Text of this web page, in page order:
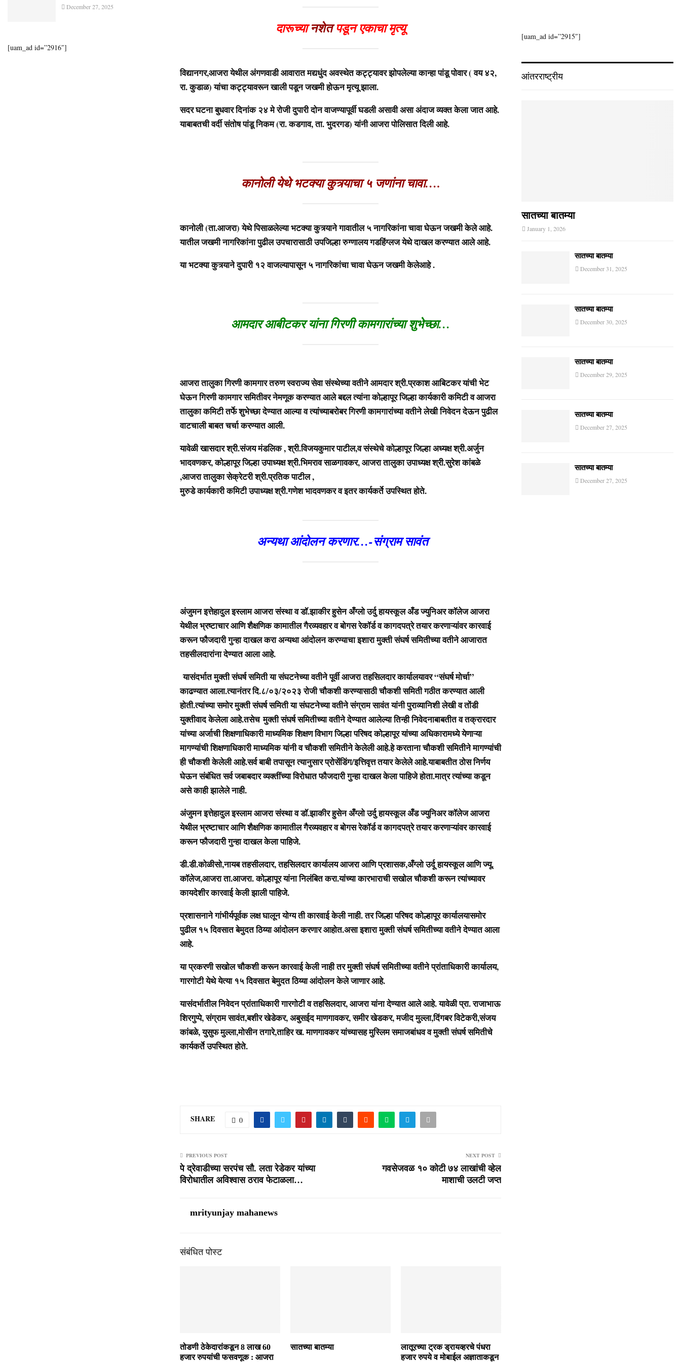
दारूच्यानशेतपडून एकाचा मृत्यू
विद्यानगर,आजरा येथील अंगणवाडी आवारात मद्यधुंद अवस्थेत कट्ट्यावर झोपलेल्या कान्हा पांडू पोवार ( वय ४२,
रा. कुडाळ) यांचा कट्ट्यावरून खाली पडून जखमी होऊन मृत्यू झाला.
सदर घटना बुधवार दिनांक २४ मे रोजी दुपारी दोन वाजण्यापूर्वी घडली असावी असा अंदाज व्यक्त केला जात आहे.
याबाबतची वर्दी संतोष पांडू निकम (रा. कडगाव, ता. भुदरगड) यांनी आजरा पोलिसात दिली आहे.
कानोली येथे भटक्या कुत्र्याचा ५ जणांना चावा….
कानोली (ता.आजरा) येथे पिसाळलेल्या भटक्या कुत्र्याने गावातील ५ नागरिकांना चावा घेऊन जखमी केले आहे.
यातील जखमी नागरिकांना पुढील उपचारासाठी उपजिल्हा रुग्णालय गडहिंग्लज येथे दाखल करण्यात आले आहे.
या भटक्या कुत्र्याने दुपारी १२ वाजल्यापासून ५ नागरिकांचा चावा घेऊन जखमी केलेआहे .
आमदार आबीटकर यांना गिरणी कामगारांच्या शुभेच्छा…
आजरा तालुका गिरणी कामगार तरुण स्वराज्य सेवा संस्थेच्या वतीने आमदार श्री.प्रकाश आबिटकर यांची भेट
घेऊन गिरणी कामगार समितीवर नेमणूक करण्यात आले बद्दल त्यांना कोल्हापूर जिल्हा कार्यकारी कमिटी व आजरा
तालुका कमिटी तर्फे शुभेच्छा देण्यात आल्या व त्यांच्याबरोबर गिरणी कामगारांच्या वतीने लेखी निवेदन देऊन पुढील
वाटचाली बाबत चर्चा करण्यात आली.
यावेळी खासदार श्री.संजय मंडलिक , श्री.विजयकुमार पाटील,व संस्थेचे कोल्हापूर जिल्हा अध्यक्ष श्री.अर्जुन
भादवणकर, कोल्हापूर जिल्हा उपाध्यक्ष श्री.भिमराव साळगावकर, आजरा तालुका उपाध्यक्ष श्री.सुरेश कांबळे
,आजरा तालुका सेक्रेटरी श्री.प्रतिक पाटील ,
मुरुडे कार्यकारी कमिटी उपाध्यक्ष श्री.गणेश भादवणकर व इतर कार्यकर्ते उपस्थित होते.
अन्यथा आंदोलन करणार…-संग्राम सावंत
अंजुमन इत्तेहादुल इस्लाम आजरा संस्था व डॉ.झाकीर हुसेन अँग्लो उर्दु हायस्कूल अँड ज्युनिअर कॉलेज आजरा
येथील भ्रष्टाचार आणि शैक्षणिक कामातील गैरव्यवहार व बोगस रेकॉर्ड व कागदपत्रे तयार करणाऱ्यांवर कारवाई
करून फौजदारी गुन्हा दाखल करा अन्यथा आंदोलन करण्याचा इशारा मुक्ती संघर्ष समितीच्या वतीने आजारात
तहसीलदारांना देण्यात आला आहे.
यासंदर्भात मुक्ती संघर्ष समिती या संघटनेच्या वतीने पूर्वी आजरा तहसिलदार कार्यालयावर “संघर्ष मोर्चा”
काढण्यात आला.त्यानंतर दि.८/०३/२०२३ रोजी चौकशी करण्यासाठी चौकशी समिती गठीत करण्यात आली
होती.त्यांच्या समोर मुक्ती संघर्ष समिती या संघटनेच्या वतीने संग्राम सावंत यांनी पुराव्यानिशी लेखी व तोंडी
युक्तीवाद केलेला आहे.तसेचमुक्ती संघर्ष समितीच्या वतीने देण्यात आलेल्या तिन्ही निवेदनाबाबतीत व तक्रारदार
यांच्या अर्जाची शिक्षणाधिकारी माध्यमिक शिक्षण विभाग जिल्हा परिषद कोल्हापूर यांच्या अधिकारामध्ये येणाऱ्या
मागण्यांची शिक्षणाधिकारी माध्यमिक यांनी व चौकशी समितीने केलेली आहे.हे करताना चौकशी समितीने मागण्यांची
ही चौकशी केलेली आहे.सर्व बाबी तपासून त्यानुसार प्रोसेंडिंग/इत्तिवृत्त तयार केलेले आहे.याबाबतीत ठोस निर्णय
घेऊन संबंधित सर्व जबाबदार व्यक्तींच्या विरोधात फौजदारी गुन्हा दाखल केला पाहिजे होता.मात्र त्यांच्या कडून
असे काही झालेले नाही.
अंजुमन इत्तेहादुल इस्लाम आजरा संस्था व डॉ.झाकीर हुसेन अँग्लो उर्दु हायस्कूल अँड ज्युनिअर कॉलेज आजरा
येथील भ्रष्टाचार आणि शैक्षणिक कामातील गैरव्यवहार व बोगस रेकॉर्ड व कागदपत्रे तयार करणाऱ्यांवर कारवाई
करून फौजदारी गुन्हा दाखल केला पाहिजे.
डी.डी.कोळीसो,नायब तहसीलदार, तहसिलदार कार्यालय आजरा आणि प्रशासक,अँग्लो उर्दू हायस्कूल आणि ज्यू.
कॉलेज,आजरा ता.आजरा. कोल्हापूर यांना निलंबित करा.यांच्या कारभाराची सखोल चौकशी करून त्यांच्यावर
कायदेशीर कारवाई केली झाली पाहिजे.
प्रशासनाने गांभीर्यपूर्वक लक्ष घालून योग्य ती कारवाई केली नाही. तर जिल्हा परिषद कोल्हापूर कार्यालयासमोर
पुढील १५ दिवसात बेमुदत ठिय्या आंदोलन करणार आहोत.असा इशारा मुक्ती संघर्ष समितीच्या वतीने देण्यात आला
आहे.
या प्रकरणी सखोल चौकशी करून कारवाई केली नाही तर मुक्ती संघर्ष समितीच्या वतीने प्रांताधिकारी कार्यालय,
गारगोटी येथे येत्या १५ दिवसात बेमुदत ठिय्या आंदोलन केले जाणार आहे.
यासंदर्भातील निवेदन प्रांताधिकारी गारगोटी व तहसिलदार, आजरा यांना देण्यात आले आहे. यावेळी प्रा. राजाभाऊ
शिरगुप्पे, संग्राम सावंत,बशीर खेडेकर, अबुसईद माणगावकर, समीर खेडकर, मजीद मुल्ला,दिंगबर विटेकरी,संजय
कांबळे, युसुफ मुल्ला,मोसीन तगारे,ताहिर ख. माणगावकर यांच्यासह मुस्लिम समाजबांधव व मुक्ती संघर्ष समितीचे
कार्यकर्ते उपस्थित होते.
SHARE 0
PREVIOUS POST
पे द्रेवाडीच्या सरपंच सौ. लता रेडेकर यांच्या
विरोधातील अविश्वास ठराव फेटाळला…
NEXT POST
गवसेजवळ १० कोटी ७४ लाखांची व्हेल
माशाची उलटी जप्त
mrityunjay mahanews
संबंधित पोस्ट
तोडणी ठेकेदारांकडून 8 लाख 60
हजार रुपयांची फसवणूक : आजरा
सातच्या बातम्या
लातूरच्या ट्रक ड्रायव्हरचे पंधरा
हजार रुपये व मोबाईल अज्ञाताकडून
December 27, 2025
[uam_ad id=”2916″]
[uam_ad id=”2915″]
आंतरराष्ट्रीय
सातच्या बातम्या
January 1, 2026
सातच्या बातम्या
December 31, 2025
सातच्या बातम्या
December 30, 2025
सातच्या बातम्या
December 29, 2025
सातच्या बातम्या
December 27, 2025
सातच्या बातम्या
December 27, 2025